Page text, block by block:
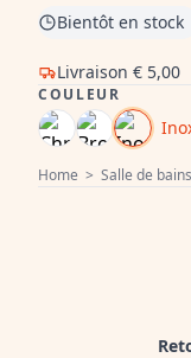
Home > Salle de bains
Livraison € 5,00
Bientôt en stock
COULEUR